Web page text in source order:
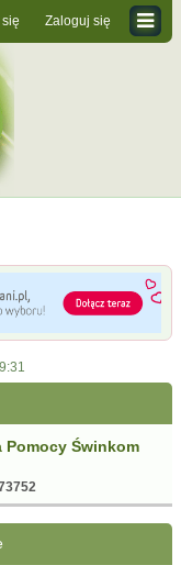
Zaloguj się
Pomocy Świnkom